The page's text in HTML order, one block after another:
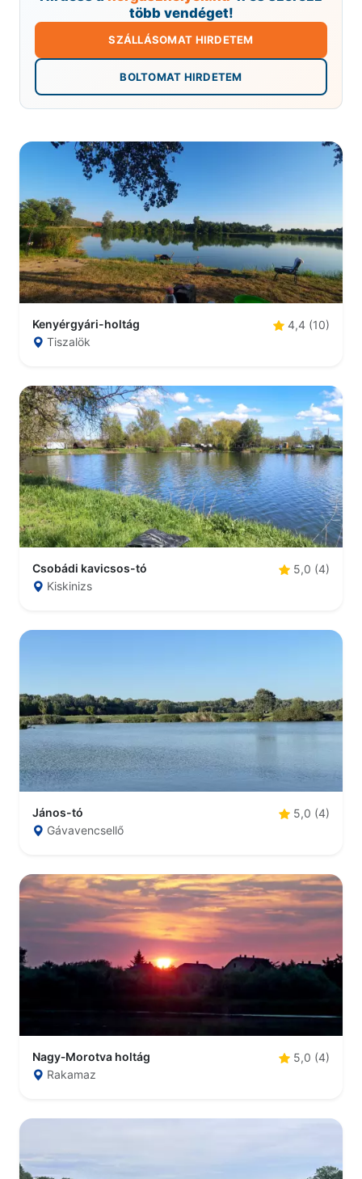
több vendéget!
SZÁLLÁSOMAT HIRDETEM
BOLTOMAT HIRDETEM
Kenyérgyári-holtág
4,4 (10)
Tiszalök
Csobádi kavicsos-tó
5,0 (4)
Kiskinizs
János-tó
5,0 (4)
Gávavencsellő
Nagy‑Morotva holtág
5,0 (4)
Rakamaz